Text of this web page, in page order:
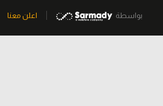
بواسطة اعلن معنا